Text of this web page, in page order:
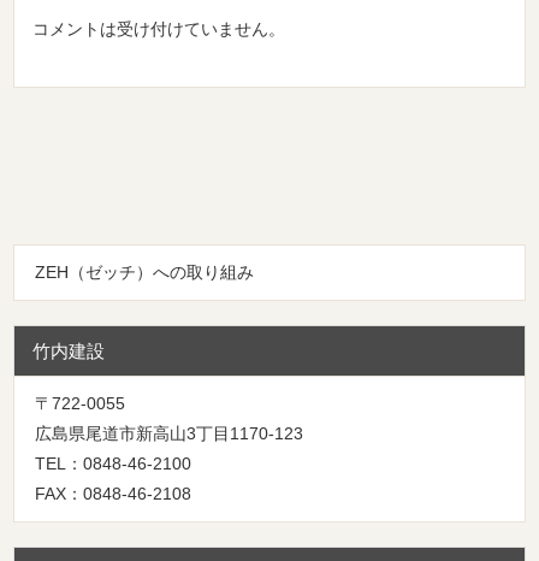
コメントは受け付けていません。
ZEH（ゼッチ）への取り組み
竹内建設
〒722-0055
広島県尾道市新高山3丁目1170-123
TEL：0848-46-2100
FAX：0848-46-2108